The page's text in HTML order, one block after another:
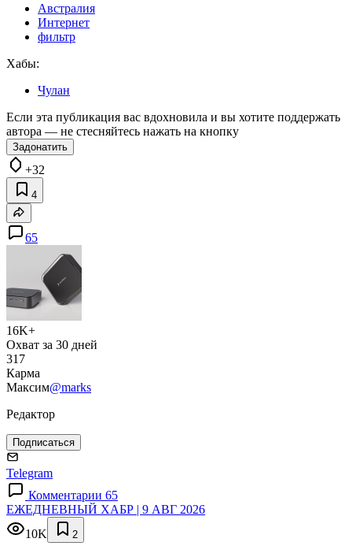
Австралия
Интернет
фильтр
Хабы:
Чулан
Если эта публикация вас вдохновила и вы хотите поддержать
автора — не стесняйтесь нажать на кнопку
Задонатить
+32
4
65
16K+
Охват за 30 дней
317
Карма
Максим@marks
Редактор
Подписаться
Telegram
Комментарии 65
ЕЖЕДНЕВНЫЙ ХАБР | 9 АВГ 2026
10K
2